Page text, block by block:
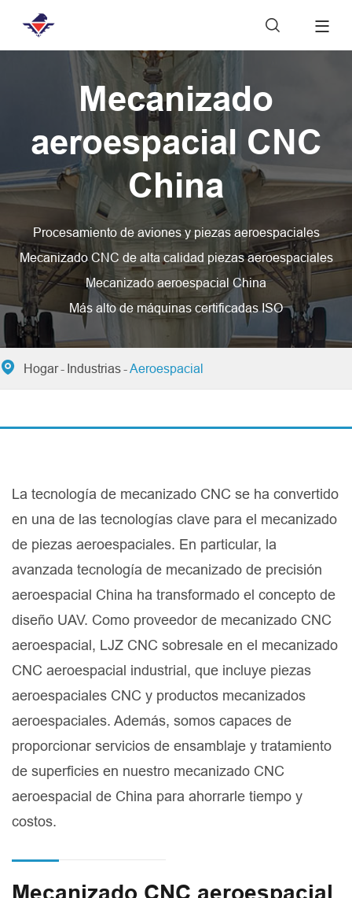

Mecanizado
aeroespacial CNC
China
Procesamiento de aviones y piezas aeroespaciales
Mecanizado CNC de alta calidad piezas aeroespaciales
Mecanizado aeroespacial China
Más alto de máquinas certificadas ISO
 Hogar Industrias Aeroespacial
La tecnología de mecanizado CNC se ha convertido
en una de las tecnologías clave para el mecanizado
de piezas aeroespaciales. En particular, la
avanzada tecnología de mecanizado de precisión
aeroespacial China ha transformado el concepto de
diseño UAV. Como proveedor de mecanizado CNC
aeroespacial, LJZ CNC sobresale en el mecanizado
CNC aeroespacial industrial, que incluye piezas
aeroespaciales CNC y productos mecanizados
aeroespaciales. Además, somos capaces de
proporcionar servicios de ensamblaje y tratamiento
de superficies en nuestro mecanizado CNC
aeroespacial de China para ahorrarle tiempo y
costos.